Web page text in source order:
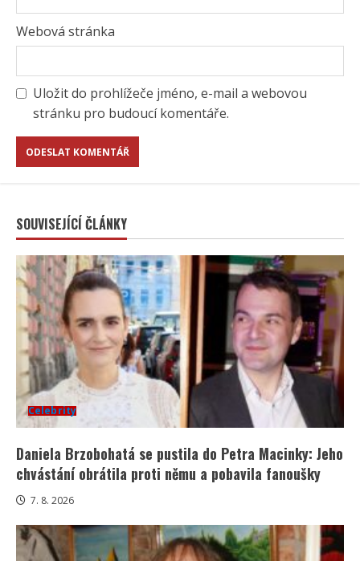
Webová stránka
Uložit do prohlížeče jméno, e-mail a webovou
stránku pro budoucí komentáře.
SOUVISEJÍCÍ ČLÁNKY
Celebrity
Daniela Brzobohatá se pustila do Petra Macinky: Jeho
chvástání obrátila proti němu a pobavila fanoušky
7. 8. 2026